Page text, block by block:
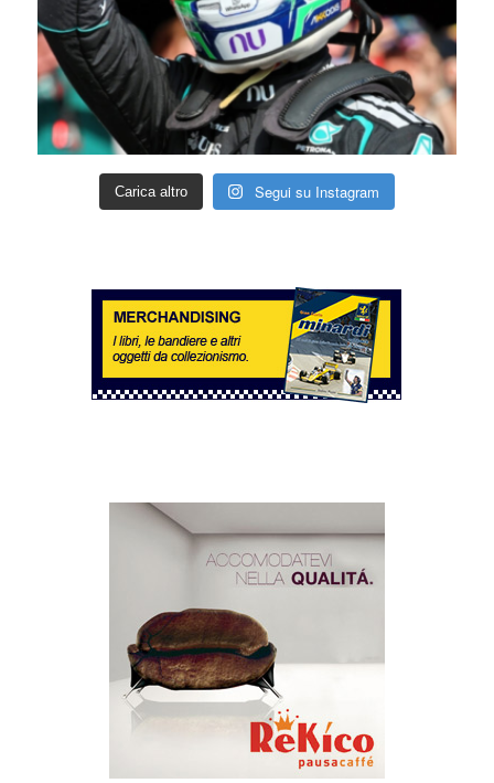
Carica altro Segui su Instagram